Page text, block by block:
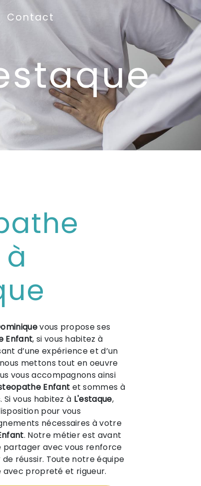
Contact
vous propose ses
Enfant, si vous habitez à
d’une expérience et d’un
mettons tout en oeuvre
vous accompagnons ainsi
Enfant et sommes à
Si vous habitez à L'estaque,
pour vous
nécessaires à votre
. Notre métier est avant
partager avec vous renforce
réussir. Toute notre équipe
propreté et rigueur.